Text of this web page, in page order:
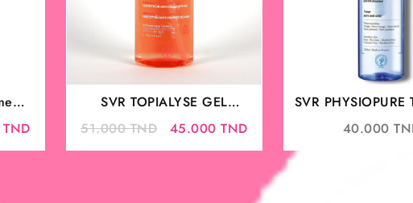
TNDLe
prix
SVR TOPIALYSE GEL
LAVANT 1L
51.000TND
Le
prix
45.000TNDLe
prix
actuel
est :
SVR PHYSIOPURE
– Lotion Pureté
200ML
40.000